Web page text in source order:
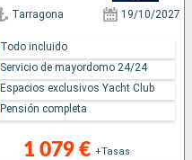
Tarragona 19/10/2027
1 079 € +Tasas
Todo incluido
Servicio de mayordomo 24/24
Espacios exclusivos Yacht Club
Pensión completa